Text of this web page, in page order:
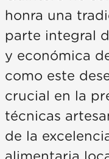
honra una
parte integral
y económica
como este
crucial en la
técnicas
de la